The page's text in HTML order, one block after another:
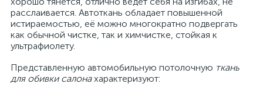
расслаивается. Автоткань обладает повышенной
истираемостью, её можно многократно подвергать
как обычной чистке, так и химчистке, стойкая к
ультрафиолету.
Представленную автомобильную потолочную ткань
для обивки салонахарактеризуют: